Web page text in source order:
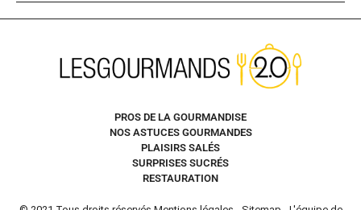
PROS DE LA GOURMANDISE
NOS ASTUCES GOURMANDES
PLAISIRS SALÉS
SURPRISES SUCRÉS
RESTAURATION